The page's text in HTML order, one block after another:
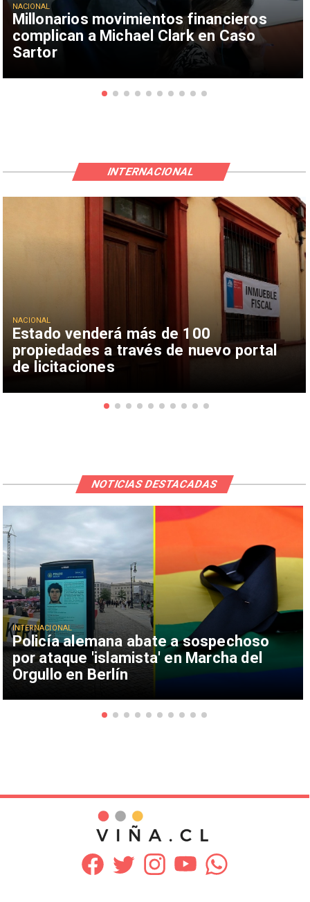
Millonarios movimientos financieros
complican a Michael Clark en Caso
Sartor
NACIONAL
Estado venderá más de 100
propiedades a través de nuevo portal
de licitaciones
NACIONAL
INTERNACIONAL
Policía alemana abate a sospechoso
por ataque 'islamista' en Marcha del
Orgullo en Berlín
INTERNACIONAL
NOTICIAS DESTACADAS